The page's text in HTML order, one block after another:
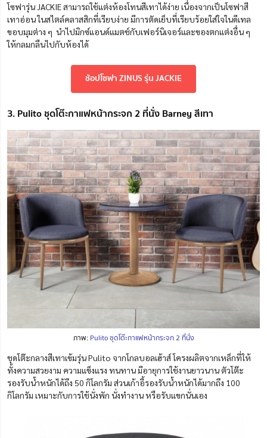
โซฟารุ่น JACKIE สามารถใช้แต่งห้องโทนสีเทาได้ง่าย เนื่องจากเป็นโซฟาสี
เทาอ่อน ในสไตล์คลาสสิกที่เรียบง่าย มีการตัดเย็บที่เรียบร้อยใส่ใจในดีเทล
ขอบมุมต่าง ๆ นำไปมิกซ์แอนด์แมตช์กับเฟอร์นิเจอร์และของตกแต่งอื่น ๆ
ให้กลมกลืนไปกับห้องได้
ช้อปโซฟา ZINUS รุ่น JACKIE
3. Pulito ชุดโต๊ะกาแฟหน้ากระจก 2 ที่นั่ง Barney สีเทา
ภาพ: Pulito ชุดโต๊ะกาแฟหน้ากระจก 2 ที่นั่ง
ชุดโต๊ะกลางสีเทาเข้มรุ่น Pulito จากโกลบอลเฮ้าส์ โครงผลิตจากเหล็กที่ให้
ทั้งความสวยงาม ความแข็งแรง ทนทาน มีอายุการใช้งานยาวนาน ตัวโต๊ะ
รองรับน้ำหนักได้ถึง 50 กิโลกรัม ส่วนเก้าอี้รองรับน้ำหนักได้มากถึง 100
กิโลกรัม เหมาะกับการใช้นั่งพัก นั่งทำงาน หรือรับแขกนั่นเอง